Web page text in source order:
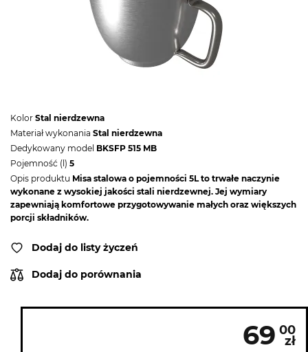
Kolor Stal nierdzewna
Materiał wykonania Stal nierdzewna
Dedykowany model BKSFP 515 MB
Pojemność (l) 5
Opis produktu Misa stalowa o pojemności 5L to trwałe naczynie
wykonane z wysokiej jakości stali nierdzewnej. Jej wymiary
zapewniają komfortowe przygotowywanie małych oraz większych
porcji składników.
Dodaj do listy życzeń
Dodaj do porównania
69 00
zł